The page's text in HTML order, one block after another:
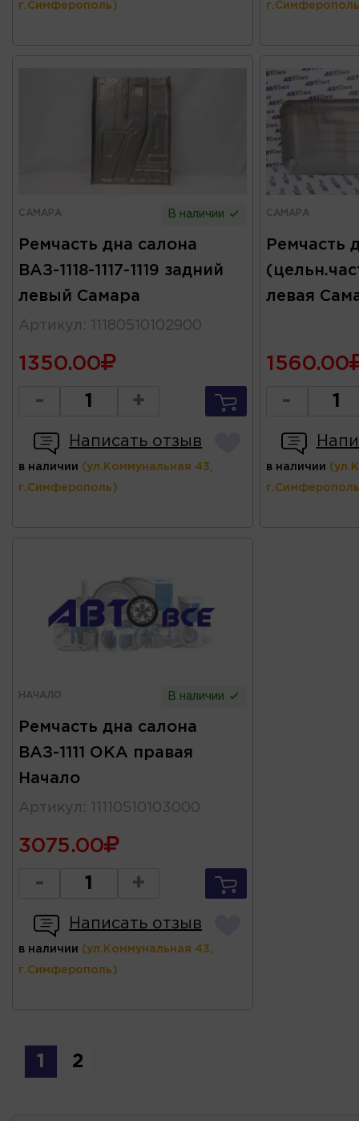
г.Симферополь)
САМАРА В наличии
Ремчасть дна салона
ВАЗ-1118-1117-1119 задний
левый Самара
Артикул : 11180510102900
1350.00
- +
Написать отзыв
в наличии (ул.Коммунальная 43,
г.Симферополь)
САМАРА
Ремчасть
левая
1560.00
-
в наличии
НАЧАЛО В наличии
Ремчасть дна салона
ВАЗ-1111 ОКА правая
Начало
Артикул : 11110510103000
3075.00
- +
Написать отзыв
в наличии (ул.Коммунальная 43,
г.Симферополь)
1 2